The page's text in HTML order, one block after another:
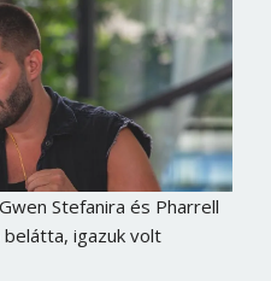
Stefanira és Pharrell
igazuk volt